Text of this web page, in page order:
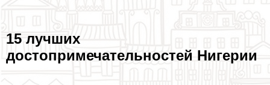
15 лучших
достопримечательностей Нигерии